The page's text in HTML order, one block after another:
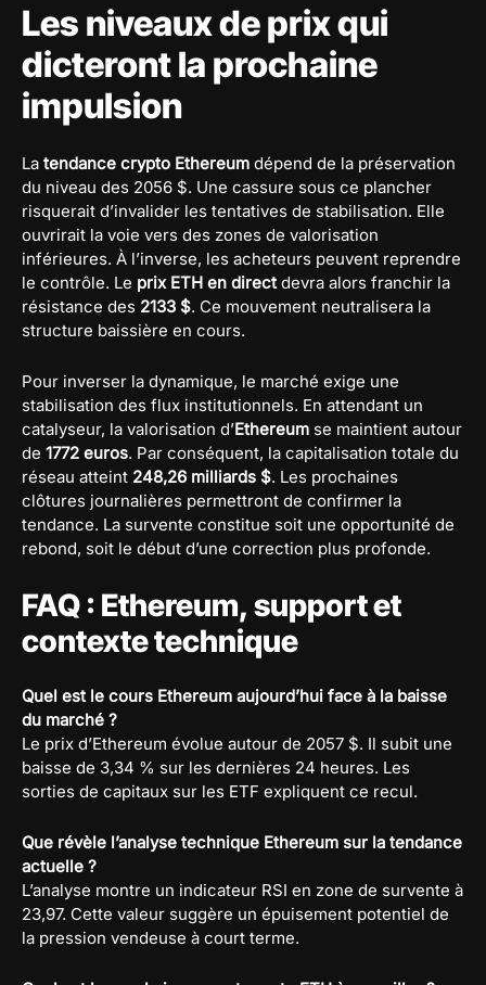
Les niveaux de prix qui
dicteront la prochaine
impulsion
La tendance crypto Ethereum dépend de la préservation
du niveau des 2056 $. Une cassure sous ce plancher
risquerait d’invalider les tentatives de stabilisation. Elle
ouvrirait la voie vers des zones de valorisation
inférieures. À l’inverse, les acheteurs peuvent reprendre
le contrôle. Le prix ETH en directdevra alors franchir la
résistance des 2133 $. Ce mouvement neutralisera la
structure baissière en cours.
Pour inverser la dynamique, le marché exige une
stabilisation des flux institutionnels. En attendant un
catalyseur, la valorisation d’Ethereum se maintient autour
de 1772 euros. Par conséquent, la capitalisation totale du
réseau atteint 248,26 milliards $. Les prochaines
clôtures journalières permettront de confirmer la
tendance. La survente constitue soit une opportunité de
rebond, soit le début d’une correction plus profonde.
FAQ : Ethereum, support et
contexte technique
Quel est le cours Ethereum aujourd’hui face à la baisse
du marché ?
Le prix d’Ethereum évolue autour de 2057 $. Il subit une
baisse de 3,34 % sur les dernières 24 heures. Les
sorties de capitaux sur les ETF expliquent ce recul.
Que révèle l’analyse technique Ethereum sur la tendance
actuelle ?
L’analyse montre un indicateur RSI en zone de survente à
23,97. Cette valeur suggère un épuisement potentiel de
la pression vendeuse à court terme.